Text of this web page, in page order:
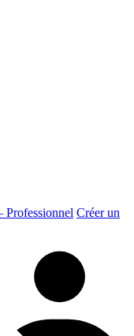
Professionnel Créer un